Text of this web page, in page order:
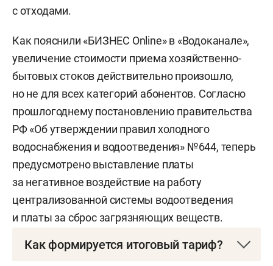
с отходами.
Как пояснили «БИЗНЕС Online» в «Водоканале»,
увеличение стоимости приема хозяйственно-
бытовых стоков действительно произошло,
но не для всех категорий абонентов. Согласно
прошлогоднему постановлению правительства
РФ «Об утверждении правил холодного
водоснабжения и водоотведения» №644, теперь
предусмотрено выставление платы
за негативное воздействие на работу
централизованной системы водоотведения
и платы за сброс загрязняющих веществ.
Как формируется итоговый тариф?